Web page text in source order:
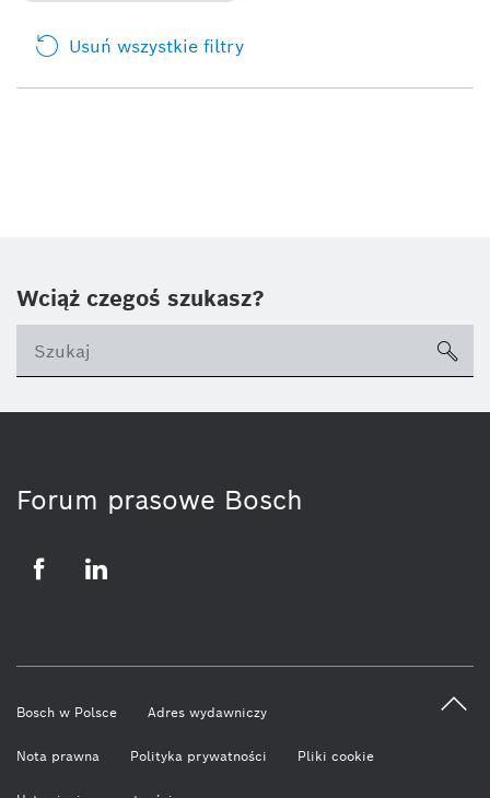
Usuń wszystkie filtry
Wciąż czegoś szukasz?
Forum prasowe Bosch
Bosch w Polsce Adres wydawniczy
Nota prawna Polityka prywatności Pliki cookie